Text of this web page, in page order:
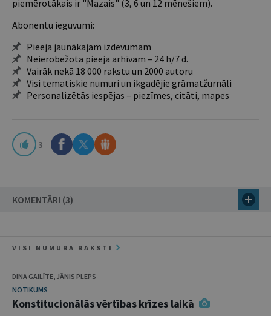
piemērotākais ir "Mazais" (3, 6 un 12 mēnešiem).
Abonentu ieguvumi:
Pieeja jaunākajam izdevumam
Neierobežota pieeja arhīvam – 24 h/7 d.
Vairāk nekā 18 000 rakstu un 2000 autoru
Visi tematiskie numuri un ikgadējie grāmatžurnāli
Personalizētās iespējas – piezīmes, citāti, mapes
3
KOMENTĀRI (3)
VISI NUMURA RAKSTI
DINA GAILĪTE, JĀNIS PLEPS
NOTIKUMS
Konstitucionālās vērtības krīzes laikā